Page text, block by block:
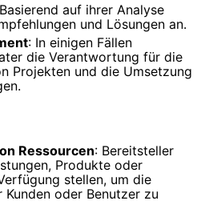
auf ihrer Analyse
und Lösungen an.
: In einigen Fällen
die Verantwortung für die
Projekten und die Umsetzung
Ressourcen: Bereitsteller
Produkte oder
stellen, um die
Kunden oder Benutzer zu